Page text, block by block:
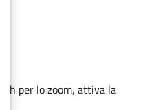
per lo zoom, attiva la